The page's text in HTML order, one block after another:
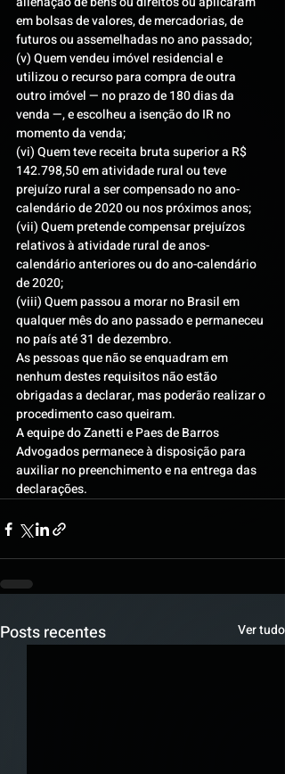
em bolsas de valores, de mercadorias, de
futuros ou assemelhadas no ano passado;
(v) Quem vendeu imóvel residencial e
utilizou o recurso para compra de outra
outro imóvel — no prazo de 180 dias da
venda —, e escolheu a isenção do IR no
momento da venda;
(vi) Quem teve receita bruta superior a R$
142.798,50 em atividade rural ou teve
prejuízo rural a ser compensado no ano-
calendário de 2020 ou nos próximos anos;
(vii) Quem pretende compensar prejuízos
relativos à atividade rural de anos-
calendário anteriores ou do ano-calendário
de 2020;
(viii) Quem passou a morar no Brasil em
qualquer mês do ano passado e permaneceu
no país até 31 de dezembro.
As pessoas que não se enquadram em
nenhum destes requisitos não estão
obrigadas a declarar, mas poderão realizar o
procedimento caso queiram.
A equipe do Zanetti e Paes de Barros
Advogados permanece à disposição para
auxiliar no preenchimento e na entrega das
declarações.
Posts recentes Ver tudo